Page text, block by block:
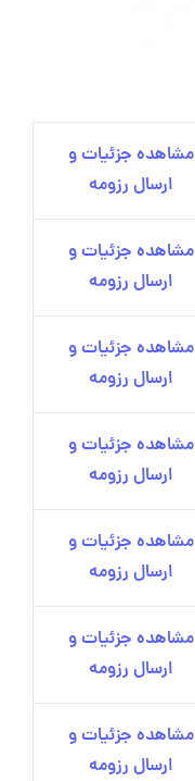
مشاهده جزئیات و
ارسال رزومه
مشاهده جزئیات و
ارسال رزومه
مشاهده جزئیات و
ارسال رزومه
مشاهده جزئیات و
ارسال رزومه
مشاهده جزئیات و
ارسال رزومه
مشاهده جزئیات و
ارسال رزومه
مشاهده جزئیات و
ارسال رزومه